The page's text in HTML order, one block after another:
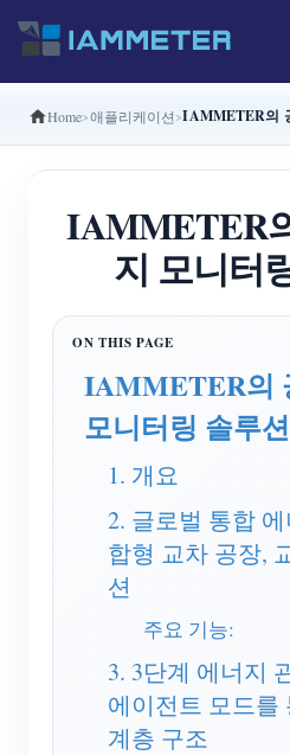
제품
분상 Wi-Fi 에너지 계
삼상 Wi-Fi 에너지 계
삼상 Wi-Fi 에너지 계
IAMMETER Cloud Pro
셀프 호스팅 서비스
EV 충전기
IAMMETER 시뮬레이터
가상 계량기
에너지 예측 및 시뮬레
애플리케이션
Home 애플리케이션 IAMMETER의
IAMMETER
지 모니터
IAMMETER의
모니터링 솔루션
1. 개요
2. 글로벌 통합
합형 교차 공장,
션
주요 기능:
3. 3단계 에너지
에이전트 모드를
계층 구조